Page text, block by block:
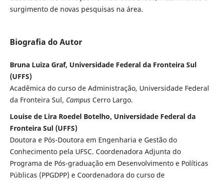
surgimento de novas pesquisas na área.
Biografia do Autor
Bruna Luiza Graf, Universidade Federal da Fronteira Sul
(UFFS)
Acadêmica do curso de Administração, Universidade Federal
da Fronteira Sul, CampusCerro Largo.
Louise de Lira Roedel Botelho, Universidade Federal da
Fronteira Sul (UFFS)
Doutora e Pós-Doutora em Engenharia e Gestão do
Conhecimento pela UFSC. Coordenadora Adjunta do
Programa de Pós-graduação em Desenvolvimento e Políticas
Públicas (PPGDPP) e Coordenadora do curso de